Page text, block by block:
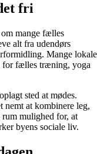
fri
om mange fælles
alt fra udendørs
Mange lokale
for fælles træning, yoga
sted at mødes.
nemt at kombinere leg,
mulighed for, at
byens sociale liv.